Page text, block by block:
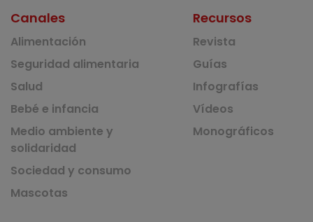
Canales
Alimentación
Seguridad alimentaria
Salud
Bebé e infancia
Medio ambiente y
solidaridad
Sociedad y consumo
Mascotas
Recursos
Revista
Guías
Infografías
Vídeos
Monográficos